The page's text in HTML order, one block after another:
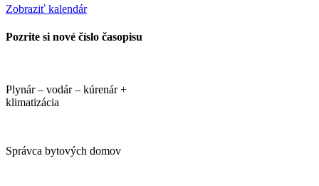
Zobraziť kalendár
Pozrite si nové číslo časopisu
Plynár – vodár – kúrenár +
klimatizácia
Správca bytových domov